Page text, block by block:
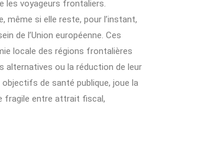
les voyageurs frontaliers.
même si elle reste, pour l’instant,
de l’Union européenne. Ces
locale des régions frontalières
alternatives ou la réduction de leur
de santé publique, joue la
fragile entre attrait fiscal,